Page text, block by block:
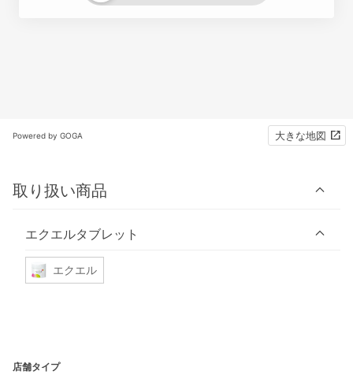
Powered by GOGA 大きな地図
取り扱い商品
エクエルタブレット
エクエル
店舗タイプ